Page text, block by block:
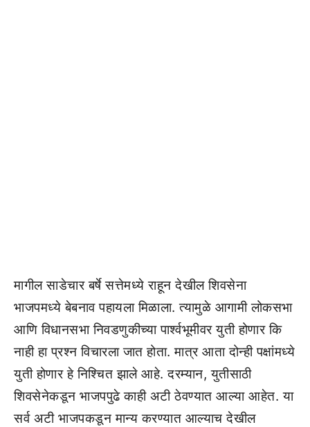
मागील साडेचार बर्षे सत्तेमध्ये राहून देखील शिवसेना
भाजपमध्ये बेबनाव पहायला मिळाला. त्यामुळे आगामी लोकसभा
आणि विधानसभा निवडणुकीच्या पार्श्वभूमीवर युती होणार कि
नाही हा प्रश्न विचारला जात होता. मात्र आता दोन्ही पक्षांमध्ये
युती होणार हे निश्चित झाले आहे. दरम्यान, युतीसाठी
शिवसेनेकडून भाजपपुढे काही अटी ठेवण्यात आल्या आहेत. या
सर्व अटी भाजपकडून मान्य करण्यात आल्याच देखील